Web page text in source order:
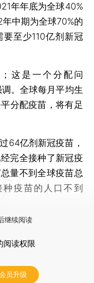
年年底为全球40%
中期为全球70%的
至少110亿剂新冠
这是一个分配问
。全球每月平均生
分配疫苗，将有足
亿剂新冠疫苗，
完全接种了新冠疫
量不到全球疫苗总
疫苗的人口不到
继续阅读
阅读权限
员升级